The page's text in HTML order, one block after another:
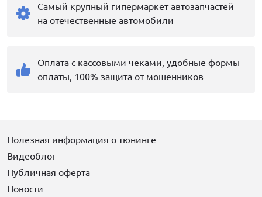
Самый крупный гипермаркет автозапчастей
на отечественные автомобили
Оплата с кассовыми чеками, удобные формы
оплаты, 100% защита от мошенников
Полезная информация о тюнинге
Видеоблог
Публичная оферта
Новости